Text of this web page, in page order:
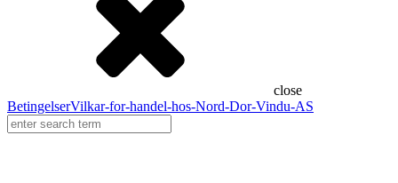
close
BetingelserVilkar-for-handel-hos-Nord-Dor-Vindu-AS